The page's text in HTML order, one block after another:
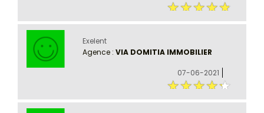
Exelent
Agence : VIA DOMITIA IMMOBILIER
07-06-2021